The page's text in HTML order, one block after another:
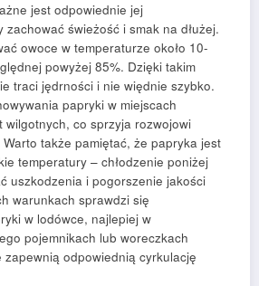
jest odpowiednie jej
świeżość i smak na dłużej.
owoce w temperaturze około 10-
powyżej 85%. Dzięki takim
traci jędrności i nie więdnie szybko.
papryki w miejscach
wilgotnych, co sprzyja rozwojowi
także pamiętać, że papryka jest
temperatury – chłodzenie poniżej
uszkodzenia i pogorszenie jakości
warunkach sprawdzi się
w lodówce, najlepiej w
pojemnikach lub woreczkach
odpowiednią cyrkulację